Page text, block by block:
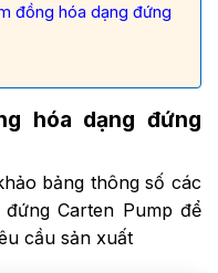
đồng hóa dạng đứng
hóa dạng đứng
bảng thông số các
Carten Pump để
cầu sản xuất